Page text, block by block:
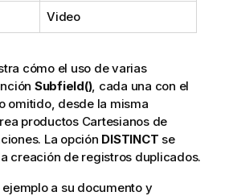
Video
cómo el uso de varias
Subfield(), cada una con el
omitido, desde la misma
productos Cartesianos de
La opción DISTINCT se
creación de registros duplicados.
a su documento y